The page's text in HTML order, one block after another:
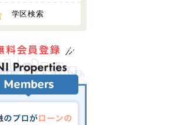
学区検索